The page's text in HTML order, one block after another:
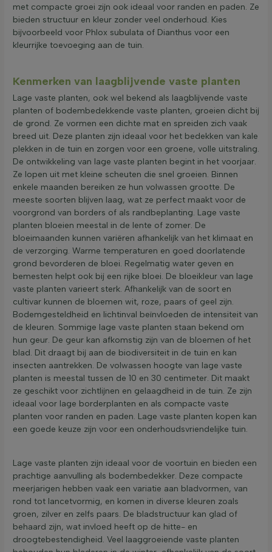
met compacte groei zijn ook ideaal voor randen en paden. Ze
bieden structuur en kleur zonder veel onderhoud. Kies
bijvoorbeeld voor Phlox subulata of Dianthus voor een
kleurrijke toevoeging aan de tuin.
Kenmerken van laagblijvende vaste planten
Lage vaste planten, ook wel bekend als laagblijvende vaste
planten of bodembedekkende vaste planten, groeien dicht bij
de grond. Ze vormen een dichte mat en spreiden zich vaak
breed uit. Deze planten zijn ideaal voor het bedekken van kale
plekken in de tuin en zorgen voor een groene, volle uitstraling.
De ontwikkeling van lage vaste planten begint in het voorjaar.
Ze lopen uit met kleine scheuten die snel groeien. Binnen
enkele maanden bereiken ze hun volwassen grootte. De
meeste soorten blijven laag, wat ze perfect maakt voor de
voorgrond van borders of als randbeplanting. Lage vaste
planten bloeien meestal in de lente of zomer. De
bloeimaanden kunnen variëren afhankelijk van het klimaat en
de verzorging. Warme temperaturen en goed doorlatende
grond bevorderen de bloei. Regelmatig water geven en
bemesten helpt ook bij een rijke bloei. De bloeikleur van lage
vaste planten varieert sterk. Afhankelijk van de soort en
cultivar kunnen de bloemen wit, roze, paars of geel zijn.
Bodemgesteldheid en lichtinval beïnvloeden de intensiteit van
de kleuren. Sommige lage vaste planten staan bekend om
hun geur. De geur kan afkomstig zijn van de bloemen of het
blad. Dit draagt bij aan de biodiversiteit in de tuin en kan
insecten aantrekken. De volwassen hoogte van lage vaste
planten is meestal tussen de 10 en 30 centimeter. Dit maakt
ze geschikt voor zichtlijnen en gelaagdheid in de tuin. Ze zijn
ideaal voor lage borderplanten en als compacte vaste
planten voor randen en paden. Lage vaste planten kopen kan
een goede keuze zijn voor een onderhoudsvriendelijke tuin.
Lage vaste planten zijn ideaal voor de voortuin en bieden een
prachtige aanvulling als bodembedekker. Deze compacte
meerjarigen hebben vaak een variatie aan bladvormen, van
rond tot lancetvormig, en komen in diverse kleuren zoals
groen, zilver en zelfs paars. De bladstructuur kan glad of
behaard zijn, wat invloed heeft op de hitte- en
droogtebestendigheid. Veel laaggroeiende vaste planten